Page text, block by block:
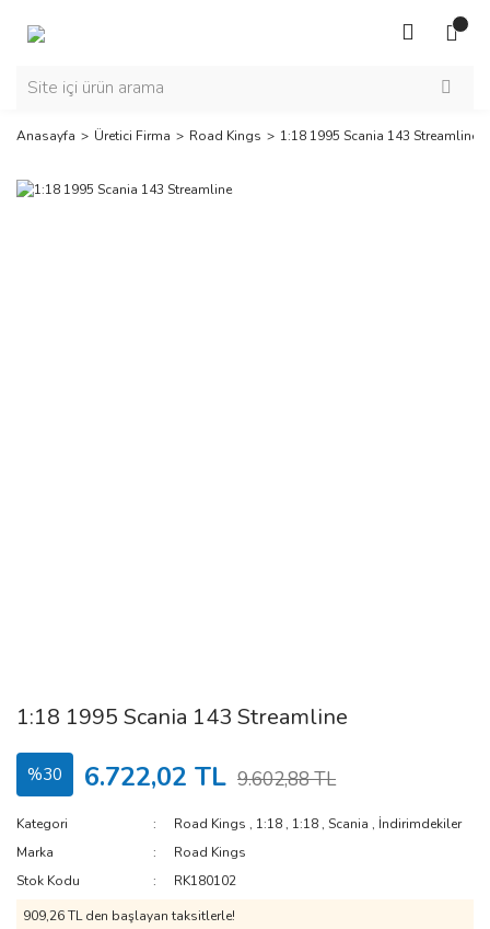
Anasayfa Üretici Firma Road Kings 1:18 1995 Scania 143 Streamline
1:18 1995 Scania 143 Streamline
%30 6.722,02 TL 9.602,88 TL
Kategori Road Kings , 1:18 , 1:18 ,Scania , İndirimdekiler
Marka
Road Kings
Stok Kodu
RK180102
909,26 TL den başlayan taksitlerle!